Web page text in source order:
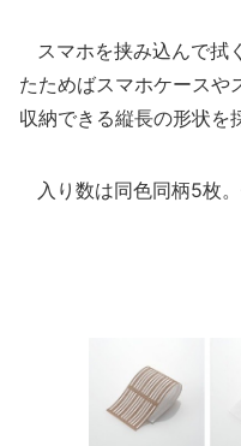
スマホを挟み込んで拭
たためばスマホケースや
収納できる縦長の形状を
入り数は同色同柄5枚